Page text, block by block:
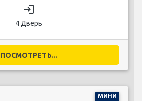
login
4 Дверь
ПОСМОТРЕТЬ...
МИНИ